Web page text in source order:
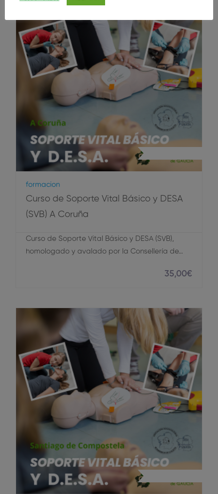
Formacion
Curso de Soporte Vital Básico y DESA
(SVB) A Coruña
Curso de Soporte Vital Básico y DESA (SVB),
homologado y avalado por la Consellería de…
35,00€